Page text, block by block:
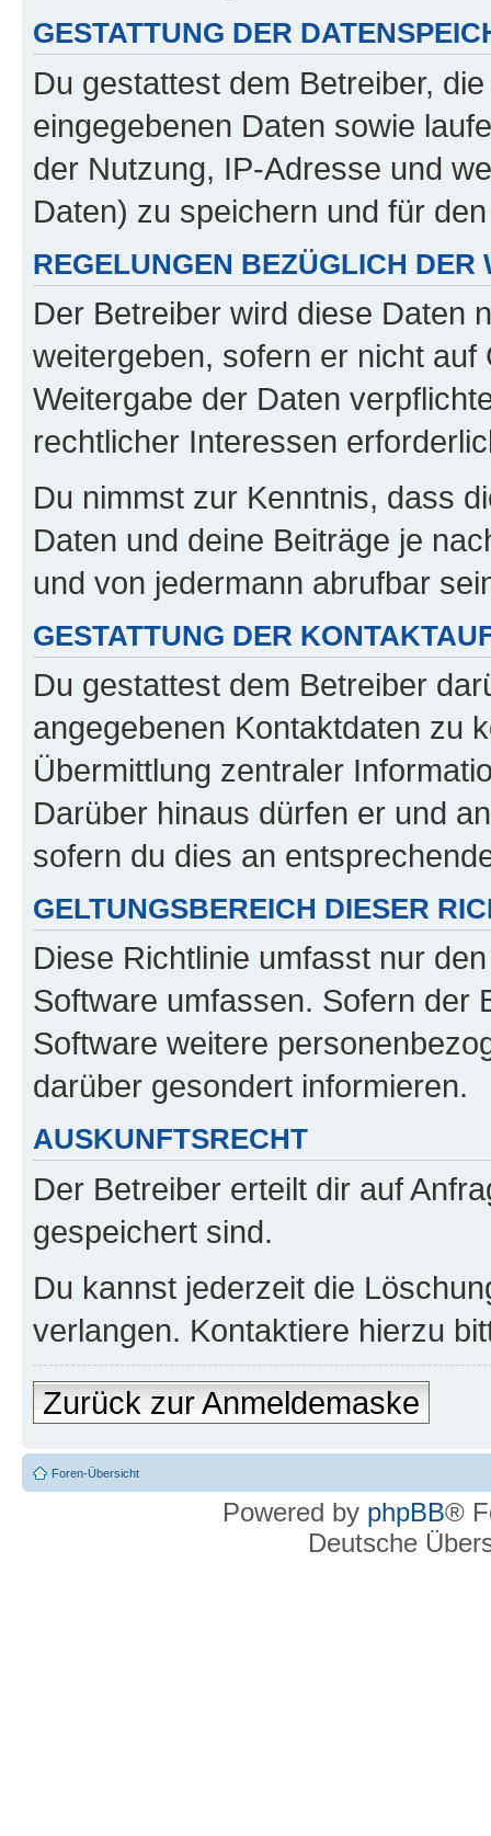
GESTATTUNG DER
Du gestattest dem Betreiber,
eingegebenen Daten sowie
der Nutzung, IP-Adresse und
Daten) zu speichern und für
REGELUNGEN BEZÜGLICH DER
Der Betreiber wird diese Daten
weitergeben, sofern er nicht
Weitergabe der Daten
rechtlicher Interessen
Du nimmst zur Kenntnis, dass
Daten und deine Beiträge je
und von jedermann abrufbar
GESTATTUNG DER
Du gestattest dem Betreiber
angegebenen Kontaktdaten zu
Übermittlung zentraler
Darüber hinaus dürfen er und
sofern du dies an
GELTUNGSBEREICH DIESER
Diese Richtlinie umfasst nur
Software umfassen. Sofern der
Software weitere
darüber gesondert informieren.
AUSKUNFTSRECHT
Der Betreiber erteilt dir auf
gespeichert sind.
Du kannst jederzeit die
verlangen. Kontaktiere hierzu
Zurück zur Anmeldemaske
Foren-Übersicht
Powered by phpBB®
Deutsche